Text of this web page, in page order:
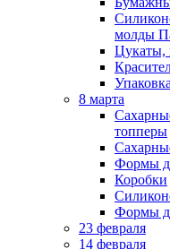
молды
Цукаты,
8 марта
топперы
Формы
Коробки
Формы
23 февраля
14 февраля